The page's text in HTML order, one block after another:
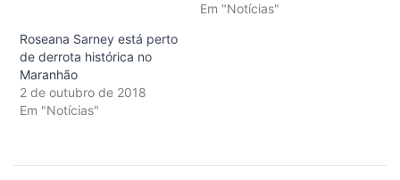
Em "Notícias"
Roseana Sarney está perto
de derrota histórica no
Maranhão
2 de outubro de 2018
Em "Notícias"